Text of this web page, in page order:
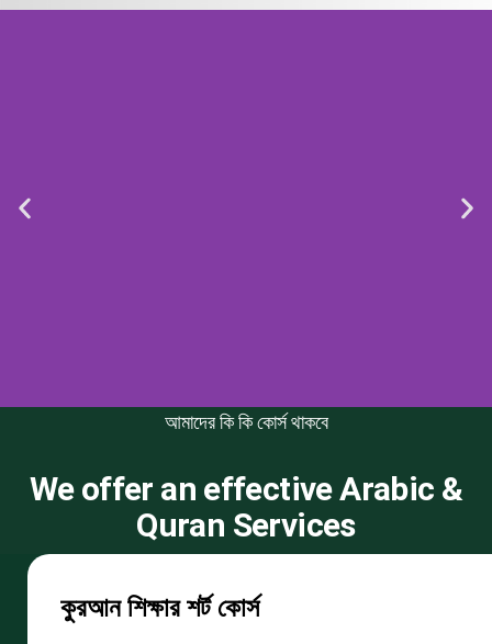
বাংলাদেশে সর্ববৃহৎ অনলাইন মাদ্রাসা।
কোর্সে ভর্তি হতে ক্লিক করুন
আমাদের কি কি কোর্স থাকবে
We offer an effective Arabic &
Quran Services
কুরআন শিক্ষার শর্ট কোর্স